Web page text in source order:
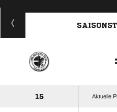
:
15 Aktuelle